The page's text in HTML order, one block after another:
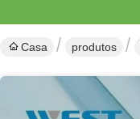
Casa produtos